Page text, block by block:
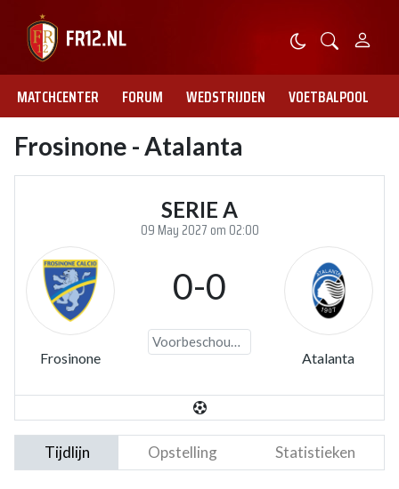
MATCHCENTER FORUM WEDSTRIJDEN VOETBALPOOL
Frosinone - Atalanta
SERIE A
09 May 2027 om 02:00
Frosinone
0-0
Voorbeschouwing
Atalanta
Tijdlijn Opstelling Statistieken